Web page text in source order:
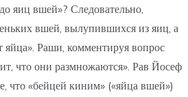
яиц вшей»? Следовательно,
вшей, вылупившихся из яиц, а
яйца». Раши, комментируя вопрос
что они размножаются». Рав Йосеф
что «бейцей киним» («яйца вшей»)